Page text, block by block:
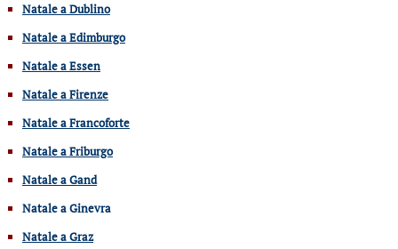
Natale a Dublino
Natale a Edimburgo
Natale a Essen
Natale a Firenze
Natale a Francoforte
Natale a Friburgo
Natale a Gand
Natale a Ginevra
Natale a Graz